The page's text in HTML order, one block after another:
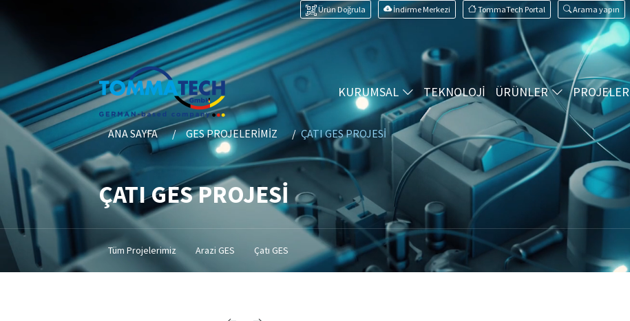
Ürün Doğrula İndirme Merkezi TommaTech Portal Arama yapın
KURUMSAL TEKNOLOJİ ÜRÜNLER PROJELER
ANA SAYFA GES PROJELERIMIZ ÇATI GES PROJESİ
ÇATI GES PROJESİ
Tüm Projelerimiz Arazi GES Çatı GES